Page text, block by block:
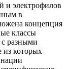
и электрофилов
в
концепция
классы
разными
из которых